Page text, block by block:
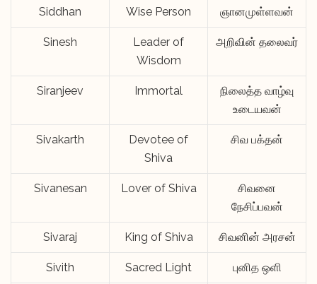
Siddhan Wise Person ஞானமுள்ளவன்
Sinesh
Leader of
Wisdom
அறிவின் தலைவர்
Siranjeev Immortal
நிலைத்த வாழ்வு
உடையவன்
Sivakarth
Devotee of
Shiva
சிவ பக்தன்
Sivanesan Lover of Shiva
சிவனை
நேசிப்பவன்
Sivaraj King of Shiva சிவனின் அரசன்
Sivith Sacred Light புனித ஒளி